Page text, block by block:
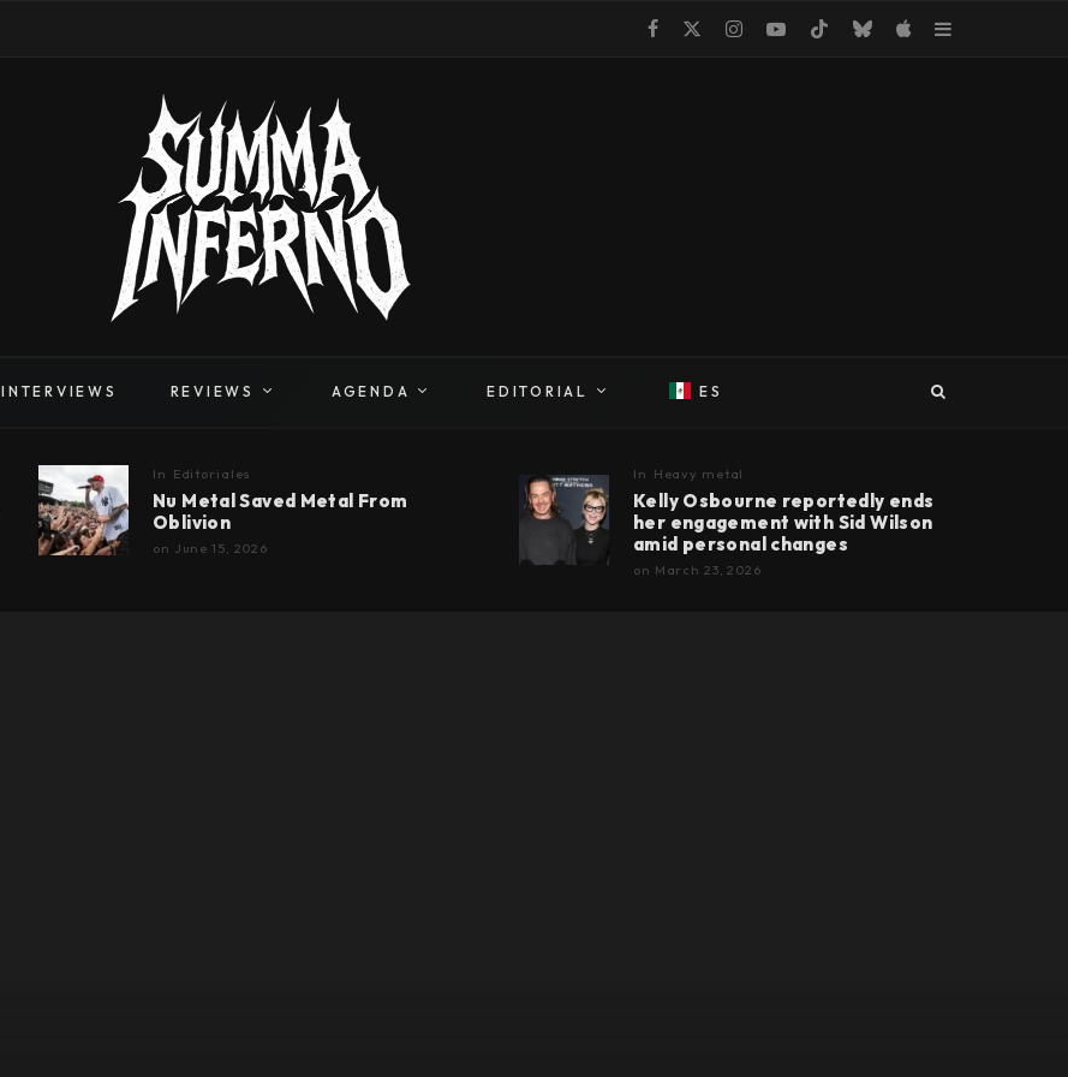
INTERVIEWS REVIEWS AGENDA EDITORIAL ES
In Editoriales
Nu Metal Saved Metal From
Oblivion
on June 15, 2026
In Heavy metal
Kelly Osbourne reportedly ends
her engagement with Sid Wilson
amid personal changes
on March 23, 2026